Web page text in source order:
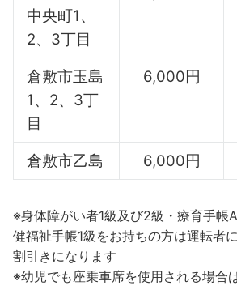
中央町1、
2、3丁目
倉敷市玉島
1、2、3丁
目
6,000円
倉敷市乙島 6,000円
※身体障がい者1級及び2級・療育手帳
健福祉手帳1級をお持ちの方は運転者
割引きになります
※幼児でも座乗車席を使用される場合